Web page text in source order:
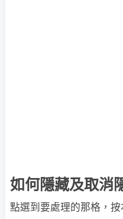
如何隱藏及取消
點選到要處理的那格，